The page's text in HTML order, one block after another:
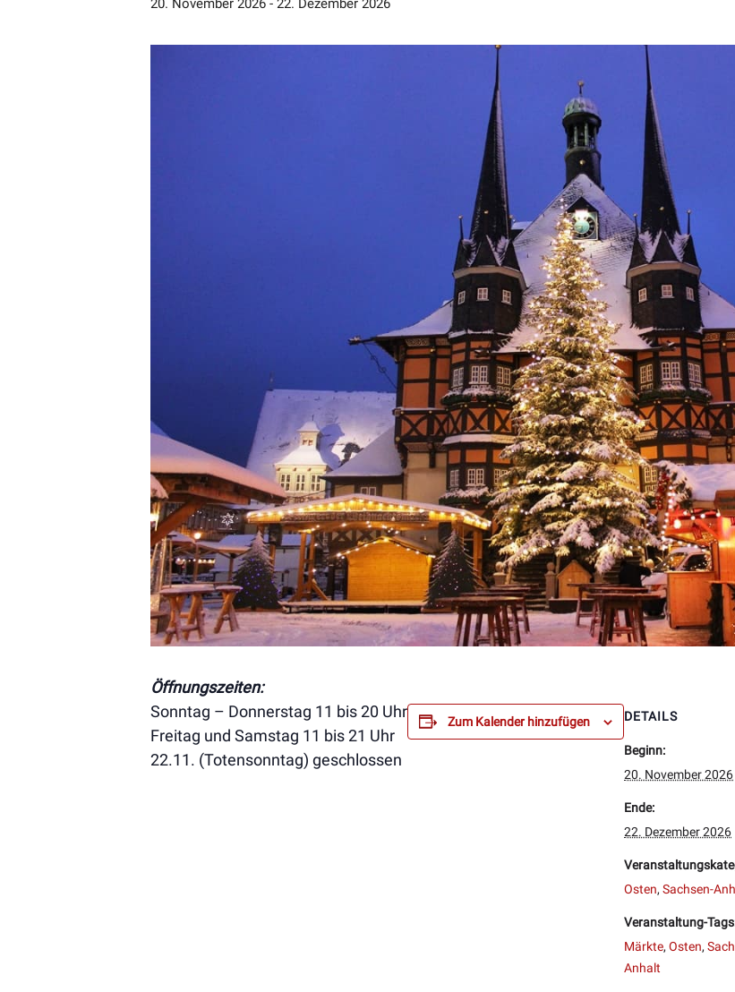
20. November 2026 - 22. Dezember 2026
Öffnungszeiten:
Sonntag – Donnerstag 11 bis 20 Uhr
Freitag und Samstag 11 bis 21 Uhr
22.11. (Totensonntag) geschlossen
Zum Kalender hinzufügen DETAILS
Beginn:
20. November 2026
Ende:
22. Dezember 2026
Osten, Sachsen-
Veranstaltung-
Märkte, Osten,
Anhalt